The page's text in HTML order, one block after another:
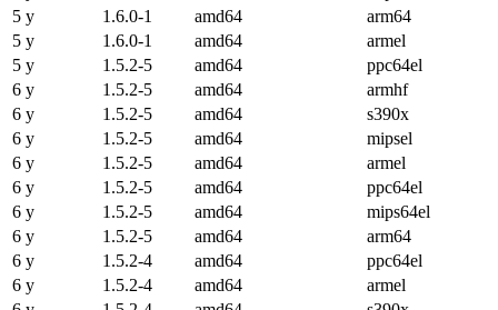
5 y
1.6.0-1 amd64
arm64
5 y
1.6.0-1 amd64
armel
5 y
1.5.2-5 amd64
ppc64el
6 y
1.5.2-5 amd64
armhf
6 y
1.5.2-5 amd64
s390x
6 y
1.5.2-5 amd64
mipsel
6 y
1.5.2-5 amd64
armel
6 y
1.5.2-5 amd64
ppc64el
6 y
1.5.2-5 amd64
mips64el
6 y
1.5.2-5 amd64
arm64
6 y
1.5.2-4 amd64
ppc64el
6 y
1.5.2-4 amd64
armel